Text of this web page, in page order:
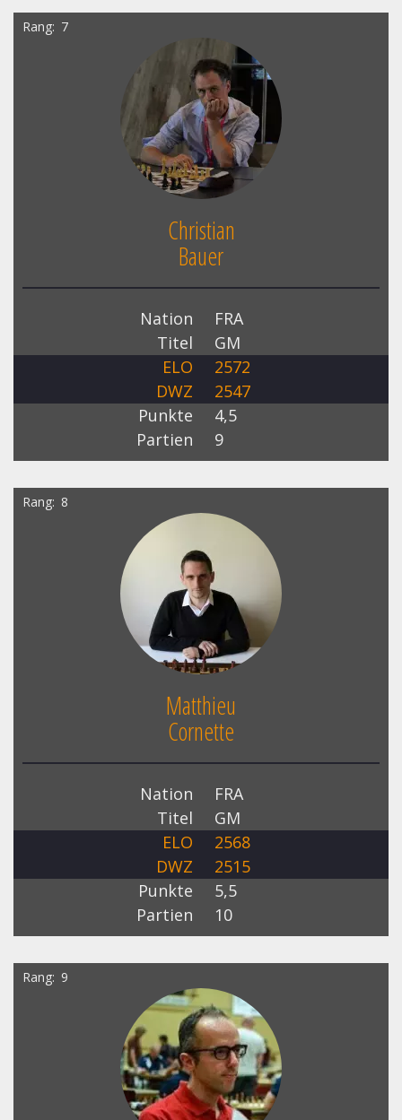
Rang 7
Christian
Bauer
Nation
FRA
Titel
GM
ELO
2572
DWZ
2547
Punkte
4,5
Partien
9
Rang 8
Matthieu
Cornette
Nation
FRA
Titel
GM
ELO
2568
DWZ
2515
Punkte
5,5
Partien
10
Rang 9